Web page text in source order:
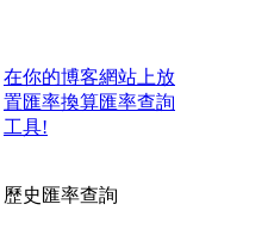
在你的博客網站上放
置匯率換算匯率查詢
工具!
歷史匯率查詢